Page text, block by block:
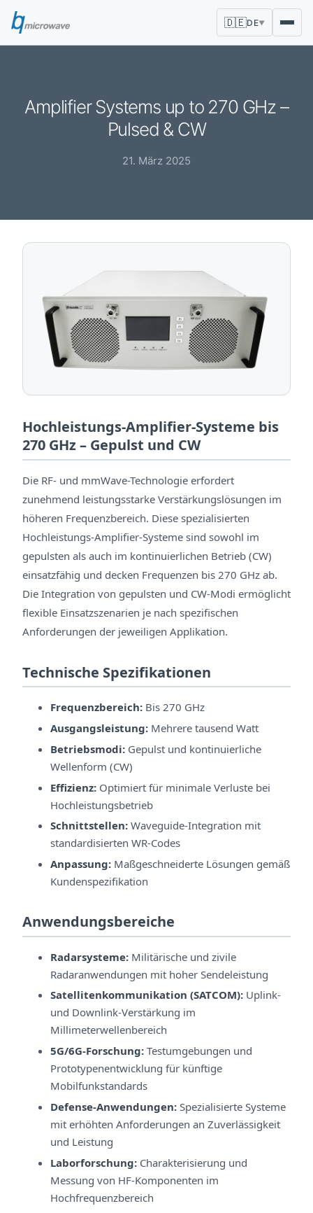
🇩🇪DE▼
Amplifier Systems up to 270 GHz –
Pulsed & CW
21. März 2025
Hochleistungs-Amplifier-Systeme bis
270 GHz – Gepulst und CW
Die RF- und mmWave-Technologie erfordert
zunehmend leistungsstarke Verstärkungslösungen im
höheren Frequenzbereich. Diese spezialisierten
Hochleistungs-Amplifier-Systeme sind sowohl im
gepulsten als auch im kontinuierlichen Betrieb (CW)
einsatzfähig und decken Frequenzen bis 270 GHz ab.
Die Integration von gepulsten und CW-Modi ermöglicht
flexible Einsatzszenarien je nach spezifischen
Anforderungen der jeweiligen Applikation.
Technische Spezifikationen
Frequenzbereich: Bis 270 GHz
Ausgangsleistung: Mehrere tausend Watt
Betriebsmodi: Gepulst und kontinuierliche
Wellenform (CW)
Effizienz: Optimiert für minimale Verluste bei
Hochleistungsbetrieb
Schnittstellen: Waveguide-Integration mit
standardisierten WR-Codes
Anpassung: Maßgeschneiderte Lösungen gemäß
Kundenspezifikation
Anwendungsbereiche
Radarsysteme: Militärische und zivile
Radaranwendungen mit hoher Sendeleistung
Satellitenkommunikation (SATCOM): Uplink-
und Downlink-Verstärkung im
Millimeterwellenbereich
5G/6G-Forschung: Testumgebungen und
Prototypenentwicklung für künftige
Mobilfunkstandards
Defense-Anwendungen: Spezialisierte Systeme
mit erhöhten Anforderungen an Zuverlässigkeit
und Leistung
Laborforschung: Charakterisierung und
Messung von HF-Komponenten im
Hochfrequenzbereich